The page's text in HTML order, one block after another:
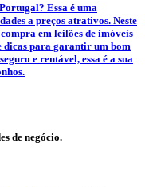
Essa é uma
a preços atrativos. Neste
em leilões de imóveis
dicas para garantir um bom
e rentável, essa é a sua
de negócio.